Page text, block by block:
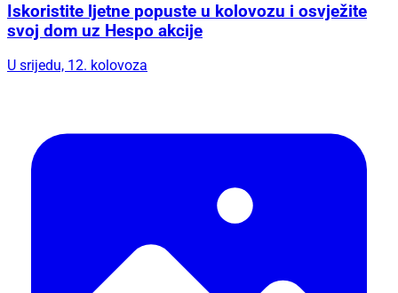
Iskoristite ljetne popuste u kolovozu i osvježite
svoj dom uz Hespo akcije
U srijedu, 12. kolovoza